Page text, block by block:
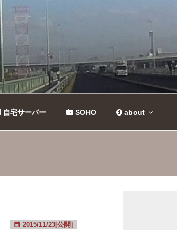
自宅サーバー SOHO about
2015/11/23[公開]